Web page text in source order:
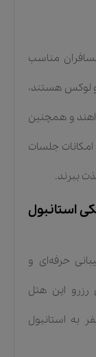
مناسب
لوکس هستند،
و همچنین
جلسات
ببرند.
استانبول
حرفه‌ای و
این هتل
به استانبول